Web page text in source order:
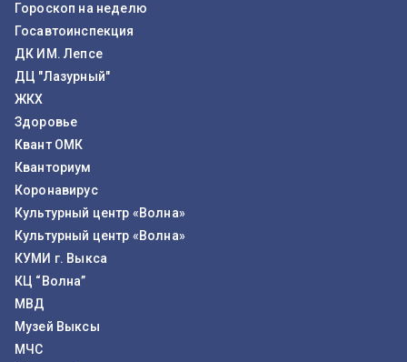
Гороскоп на неделю
Госавтоинспекция
ДК ИМ. Лепсе
ДЦ "Лазурный"
ЖКХ
Здоровье
Квант ОМК
Кванториум
Коронавирус
Культурный центр «Волна»
Культурный центр «Волна»
КУМИ г. Выкса
КЦ “Волна”
МВД
Музей Выксы
МЧС